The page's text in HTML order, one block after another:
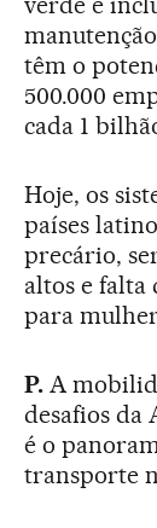
têm o
500.000
cada 1
Hoje, os
países
precário,
altos e falta
para
P. A
desafios da
é o
transporte